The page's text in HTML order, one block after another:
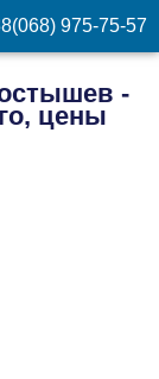
-
цены
975-75-57